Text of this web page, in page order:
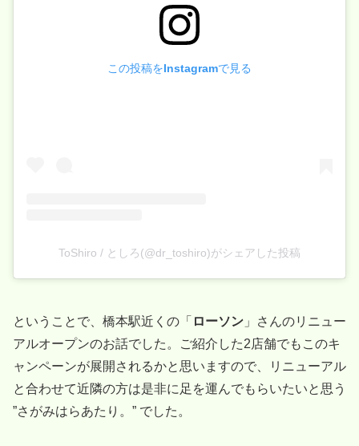
この投稿をInstagramで見る
ToShiro / としろ(@dr_toshiro)がシェアした投稿
ということで、橋本駅近くの「 ローソン 」さんのリニュー
アルオープンのお話でした。ご紹介した2店舗でもこのキ
ャンペーンが展開されるかと思いますので、リニューアル
と合わせて近隣の方は是非に足を運んでもらいたいと思う
”さがみはらあたり。” でした。